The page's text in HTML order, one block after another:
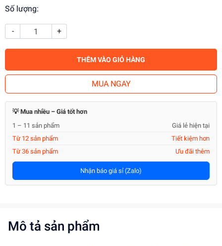
Số lượng:
- +
THÊM VÀO GIỎ HÀNG
MUA NGAY
💡 Mua nhiều – Giá tốt hơn
1 – 11 sản phẩm
Giá lẻ hiện tại
Từ 12 sản phẩm
Tiết kiệm hơn
Từ 36 sản phẩm
Ưu đãi thêm
Nhận báo giá sỉ (Zalo)
Mô tả sản phẩm